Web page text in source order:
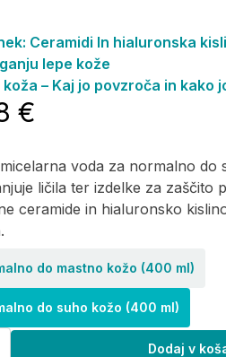
voda za normalno do
ličila ter izdelke za zaščito
ceramide in hialuronsko
do mastno kožo (400 ml)
do suho kožo (400 ml)
€
Ceramidi In hialuronska
lepe kože
koža – Kaj jo povzroča in kako
Dodaj v